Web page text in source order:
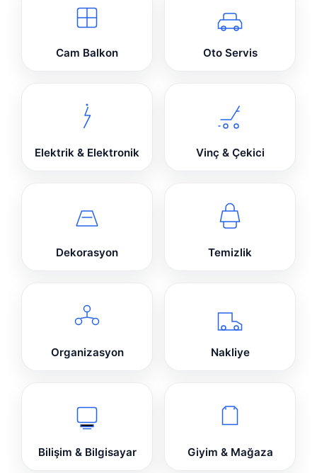
Cam Balkon Oto Servis
Elektrik & Elektronik Vinç & Çekici
Dekorasyon Temizlik
Organizasyon Nakliye
Bilişim & Bilgisayar Giyim & Mağaza